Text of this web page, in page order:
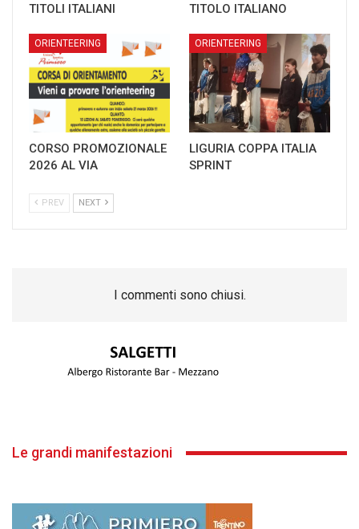
TITOLI ITALIANI
TITOLO ITALIANO
ORIENTEERING
CORSO PROMOZIONALE
2026 AL VIA
ORIENTEERING
LIGURIA COPPA ITALIA
SPRINT
PREV NEXT
I commenti sono chiusi.
Le grandi manifestazioni